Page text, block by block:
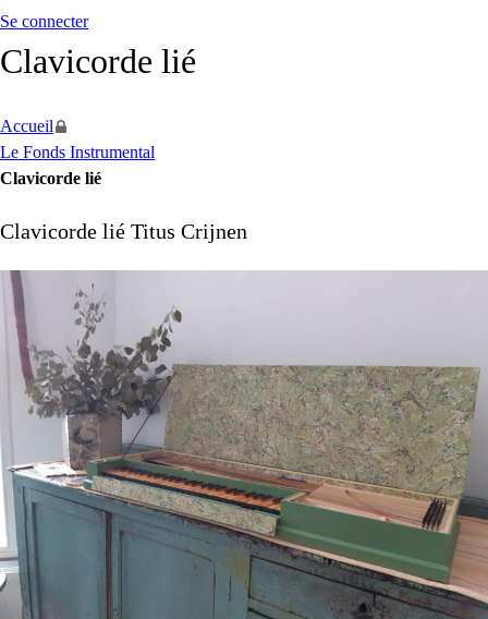
Se connecter
Clavicorde lié
Accueil
Le Fonds Instrumental
Clavicorde lié
Clavicorde lié Titus Crijnen